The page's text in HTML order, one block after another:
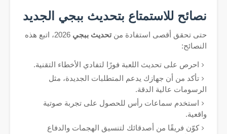
نصائح للاستمتاع بتحديث ببجي الجديد
حتى تحقق أقصى استفادة منتحديث ببجي
2026، اتبع هذه
النصائح:
احرص على تحديث اللعبة فورًا لتفادي الأخطاء التقنية.
تأكد من أن جهازك يدعم المتطلبات الجديدة، مثل
الرسومات عالية الدقة.
استخدم سماعات رأس للحصول على تجربة صوتية
واقعية.
كوّن فريقًا من أصدقائك لتنسيق الهجمات والدفاع